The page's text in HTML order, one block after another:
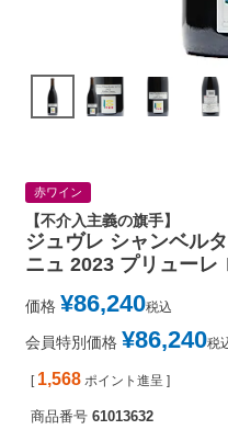
赤ワイン
【不介入主義の旗手】
ジュヴレ シャンベル
ニュ 2023 プリューレ
価格 ¥86,240税込
会員特別価格 ¥86,240税
[ 1,568 ポイント進呈 ]
商品番号 61013632